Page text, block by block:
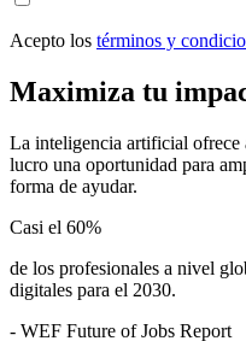
Acepto los términos y
Maximiza tu
La inteligencia artificial ofrece
lucro una oportunidad para
forma de ayudar.
Casi el 60%
de los profesionales a nivel
digitales para el 2030.
- WEF Future of Jobs Report